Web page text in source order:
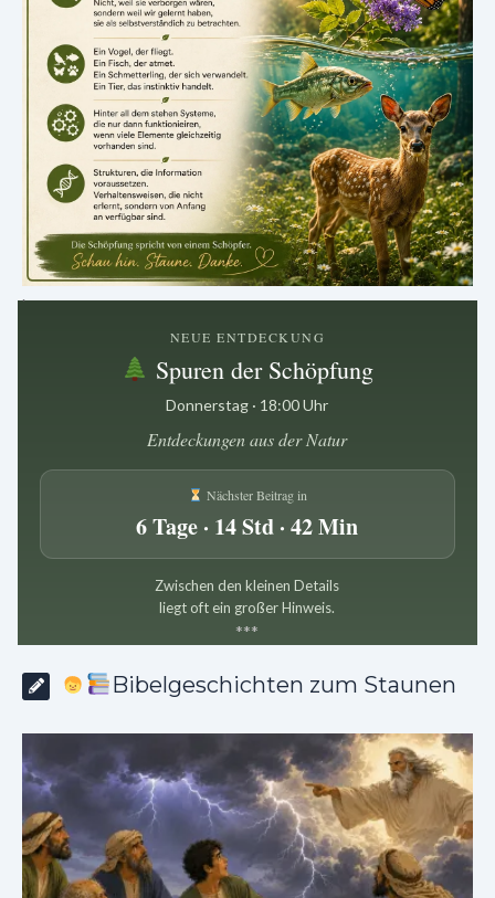
.
NEUE ENTDECKUNG
Spuren der Schöpfung
Donnerstag · 18:00 Uhr
Entdeckungen aus der Natur
Nächster Beitrag in
6 Tage · 14 Std · 42 Min
Zwischen den kleinen Details
liegt oft ein großer Hinweis.
***
Bibelgeschichten zum Staunen